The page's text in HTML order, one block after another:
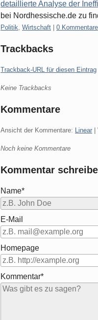
detaillierte Analyse der
bei Nordhessische.de zu
Kategorien:
Politik, Wirtschaft 0 Kommentare
Trackbacks
Trackback-URL für diesen Eintrag
Keine Trackbacks
Kommentare
Ansicht der Kommentare: Linear
Noch keine Kommentare
Kommentar
Name*
E-Mail
Homepage
Kommentar*